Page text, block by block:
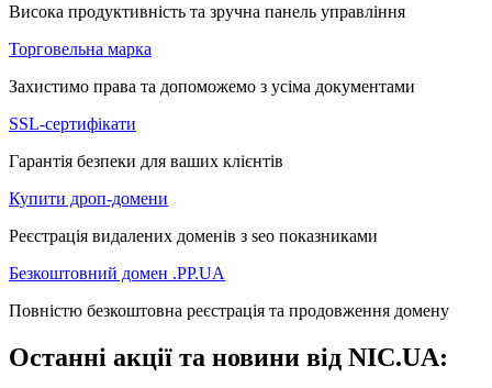
Висока продуктивність та зручна панель управління
Торговельна марка
Захистимо права та допоможемо з усіма документами
SSL-сертифікати
Гарантія безпеки для ваших клієнтів
Купити дроп-домени
Реєстрація видалених доменів з seo показниками
Безкоштовний домен .PP.UA
Повністю безкоштовна реєстрація та продовження домену
Останні акції та новини від NIC.UA: